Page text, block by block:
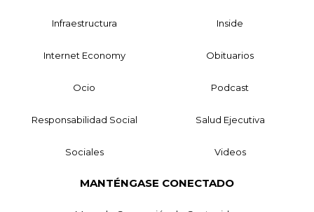
Infraestructura Inside
Internet Economy Obituarios
Ocio Podcast
Responsabilidad Social Salud Ejecutiva
Sociales Videos
MANTÉNGASE CONECTADO